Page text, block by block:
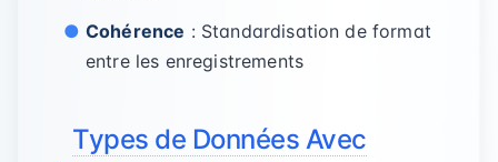
Cohérence : Standardisation de format
entre les enregistrements
Types de Données Avec